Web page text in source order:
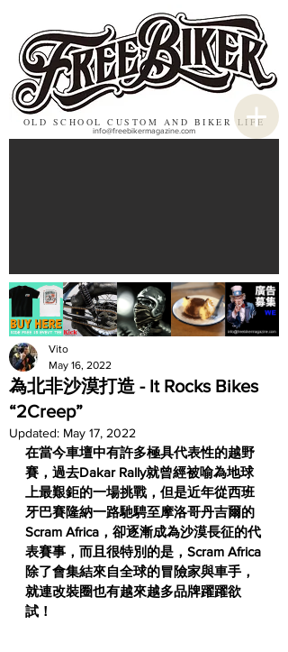
OLD SCHOOL CUSTOM AND BIKER LIFE
info@freebikermagazine.com
為北非沙漠打造 - It Rocks Bikes
“2Creep”
Vito
May 16, 2022
Updated: May 17, 2022
在當今車壇中有許多極具代表性的越野
賽，過去Dakar Rally就曾經被喻為地球
上最艱鉅的一場挑戰，但是近年從西班
牙巴賽隆納一路馳騁至摩洛哥丹吉爾的
Scram Africa，卻逐漸成為沙漠長征的代
表賽事，而且很特別的是，Scram Africa
除了會集結來自全球的冒險家與車手，
就連改裝圈也有越來越多品牌躍躍欲
試！